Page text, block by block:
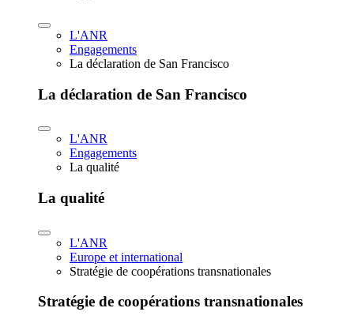
L'ANR
Engagements
La déclaration de San Francisco
La déclaration de San Francisco
L'ANR
Engagements
La qualité
La qualité
L'ANR
Europe et international
Stratégie de coopérations transnationales
Stratégie de coopérations transnationales